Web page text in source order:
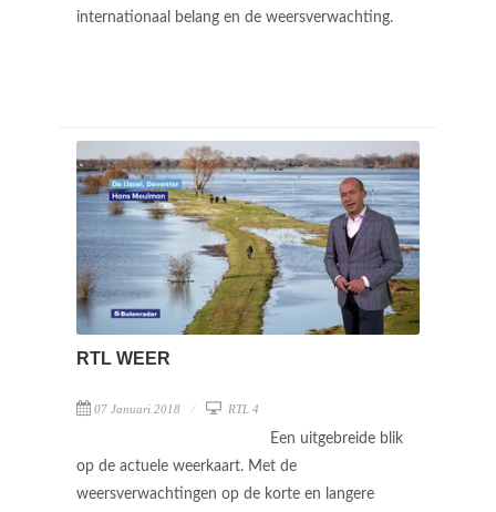
internationaal belang en de weersverwachting.
RTL WEER
07 Januari 2018 RTL 4
Een uitgebreide blik
op de actuele weerkaart. Met de
weersverwachtingen op de korte en langere